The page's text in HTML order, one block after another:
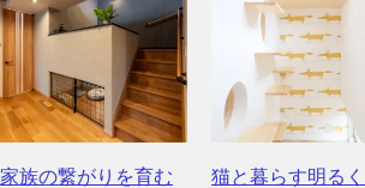
家族の繋がりを育む
猫と暮らす明る